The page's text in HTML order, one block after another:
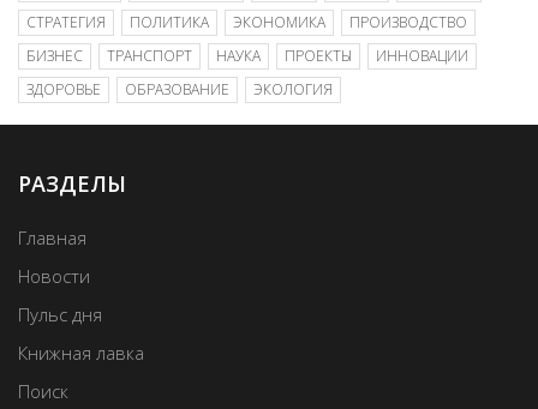
СТРАТЕГИЯ
ПОЛИТИКА ЭКОНОМИКА
ПРОИЗВОДСТВО
БИЗНЕС
ТРАНСПОРТ НАУКА ПРОЕКТЫ
ИННОВАЦИИ
ЗДОРОВЬЕ
ОБРАЗОВАНИЕ ЭКОЛОГИЯ
РАЗДЕЛЫ
Главная
Новости
Пульс дня
Книжная лавка
Поиск